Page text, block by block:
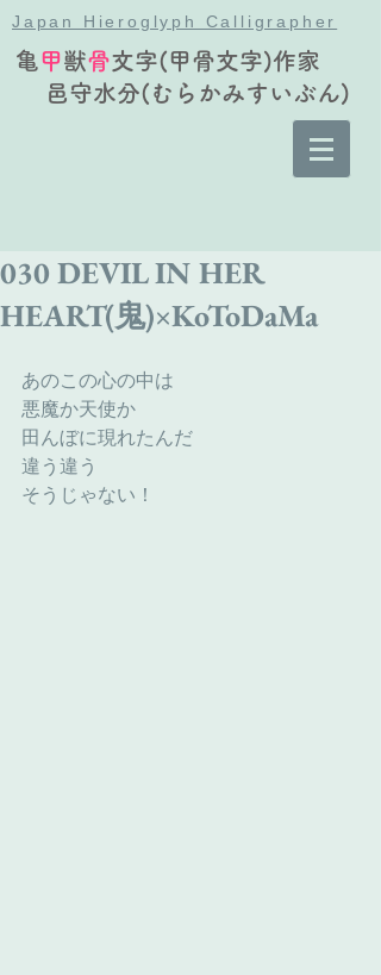
Japan Hieroglyph Calligrapher
亀甲獣骨文字(甲骨文字)作家
邑守水分(むらかみすいぶん)
030 DEVIL IN HER
HEART(鬼)×KoToDaMa
あのこの心の中は
悪魔か天使か
田んぼに現れたんだ
違う違う
そうじゃない！